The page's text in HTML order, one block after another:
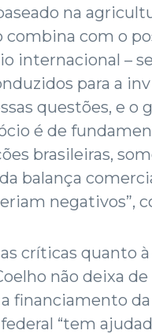
na
combina com o
internacional –
para a
questões, e o
é de
brasileiras,
balança
negativos”,
críticas quanto
não deixa
financiamento
“tem